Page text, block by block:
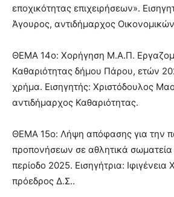
εποχικότητας επιχειρήσεων».
Άγουρος, αντιδήμαρχος
ΘΕΜΑ 14ο: Χορήγηση Μ.Α.Π.
Καθαριότητας δήμου Πάρου, ετών
χρήμα. Εισηγητής: Χριστόδουλος
αντιδήμαρχος Καθαριότητας.
ΘΕΜΑ 15ο: Λήψη απόφασης για την
προπονήσεων σε αθλητικά σωματεία
περίοδο 2025. Εισηγήτρια: Ιφιγένεια
πρόεδρος Δ.Σ..